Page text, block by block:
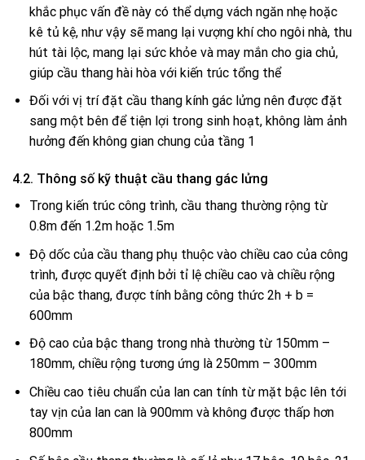
khắc phục vấn đề này có thể dựng vách ngăn nhẹ hoặc
kê tủ kệ, như vậy sẽ mang lại vượng khí cho ngôi nhà, thu
hút tài lộc, mang lại sức khỏe và may mắn cho gia chủ,
giúp cầu thang hài hòa với kiến trúc tổng thể
Đối với vị trí đặt cầu thang kính gác lửng nên được đặt
sang một bên để tiện lợi trong sinh hoạt, không làm ảnh
hưởng đến không gian chung của tầng 1
4.2. Thông số kỹ thuật cầu thang gác lửng
Trong kiến trúc công trình, cầu thang thường rộng từ
0.8m đến 1.2m hoặc 1.5m
Độ dốc của cầu thang phụ thuộc vào chiều cao của công
trình, được quyết định bởi tỉ lệ chiều cao và chiều rộng
của bậc thang, được tính bằng công thức 2h + b =
600mm
Độ cao của bậc thang trong nhà thường từ 150mm –
180mm, chiều rộng tương ứng là 250mm – 300mm
Chiều cao tiêu chuẩn của lan can tính từ mặt bậc lên tới
tay vịn của lan can là 900mm và không được thấp hơn
800mm